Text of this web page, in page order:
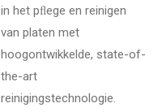
in het pﬂege en reinigen
van platen met
hoogontwikkelde, state-of-
the-art
reinigingstechnologie.